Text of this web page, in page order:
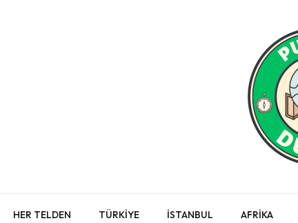
HER TELDEN TÜRKİYE İSTANBUL AFRİKA